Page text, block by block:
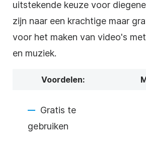
uitstekende keuze voor
zijn naar een krachtige maar
voor het maken van video's
en muziek.
Voordelen:
Gratis te
gebruiken